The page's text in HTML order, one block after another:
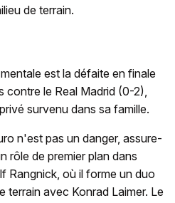
de terrain.
est la défaite en finale
contre le Real Madrid (0-2),
survenu dans sa famille.
n'est pas un danger, assure-
rôle de premier plan dans
Rangnick, où il forme un duo
terrain avec Konrad Laimer. Le